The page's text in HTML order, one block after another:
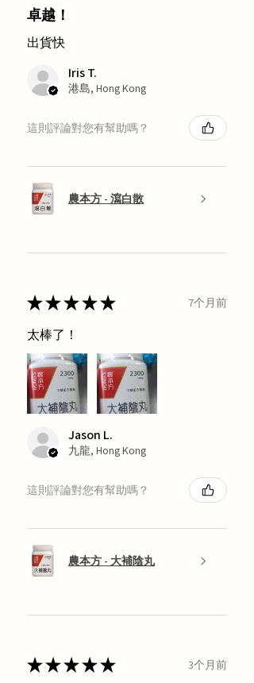
卓越！
出貨快
Iris T.
港島, Hong Kong
這則評論對您有幫助嗎？
農本方 - 瀉白散
★★★★★ 7个月前
太棒了！
Jason L.
九龍, Hong Kong
這則評論對您有幫助嗎？
農本方 - 大補陰丸
★★★★★ 3个月前